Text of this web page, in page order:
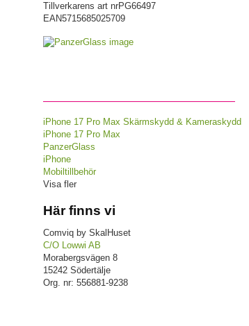
Tillverkarens art nrPG66497
EAN5715685025709
iPhone 17 Pro Max Skärmskydd & Kameraskydd
iPhone 17 Pro Max
PanzerGlass
iPhone
Mobiltillbehör
Visa fler
Här finns vi
Comviq by SkalHuset
C/O Lowwi AB
Morabergsvägen 8
15242 Södertälje
Org. nr: 556881-9238